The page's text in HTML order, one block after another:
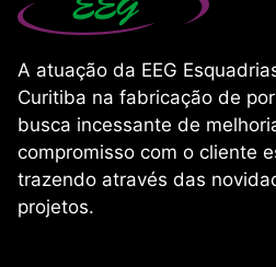
A atuação da EEG
Curitiba na fabricação de
busca incessante de
compromisso com o cliente
trazendo através das
projetos.